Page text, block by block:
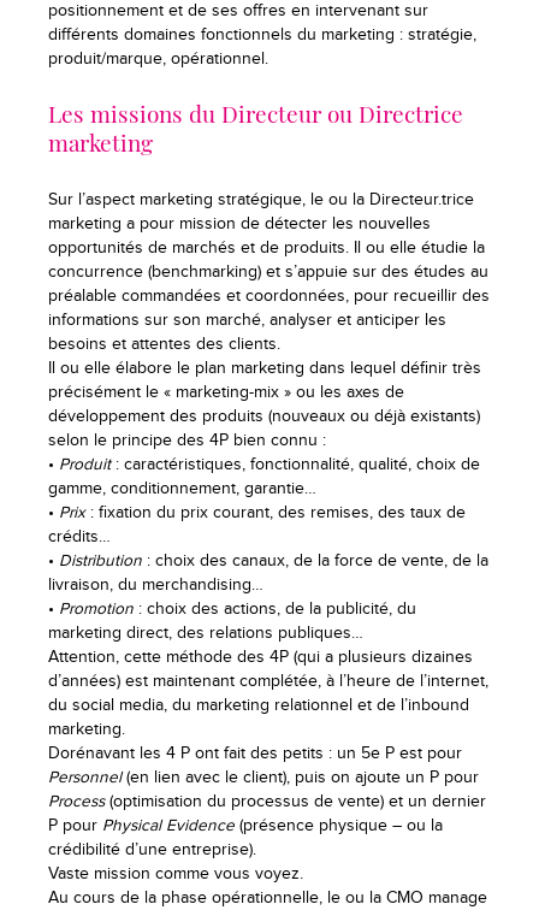
positionnement et de ses offres en intervenant sur
différents domaines fonctionnels du marketing : stratégie,
produit/marque, opérationnel.
Les missions du Directeur ou Directrice
marketing
Sur l’aspect marketing stratégique, le ou la Directeur.trice
marketing a pour mission de détecter les nouvelles
opportunités de marchés et de produits. Il ou elle étudie la
concurrence (benchmarking) et s’appuie sur des études au
préalable commandées et coordonnées, pour recueillir des
informations sur son marché, analyser et anticiper les
besoins et attentes des clients.
Il ou elle élabore le plan marketing dans lequel définir très
précisément le « marketing-mix » ou les axes de
développement des produits (nouveaux ou déjà existants)
selon le principe des 4P bien connu :
• Produit: caractéristiques, fonctionnalité, qualité, choix de
gamme, conditionnement, garantie…
• Prix: fixation du prix courant, des remises, des taux de
crédits…
• Distribution : choix des canaux, de la force de vente, de la
livraison, du merchandising…
• Promotion : choix des actions, de la publicité, du
marketing direct, des relations publiques…
Attention, cette méthode des 4P (qui a plusieurs dizaines
d’années) est maintenant complétée, à l’heure de l’internet,
du social media, du marketing relationnel et de l’inbound
marketing.
Dorénavant les 4 P ont fait des petits : un 5e P est pour
Personnel(en lien avec le client), puis on ajoute un P pour
Process(optimisation du processus de vente) et un dernier
P pour Physical Evidence (présence physique – ou la
crédibilité d’une entreprise).
Vaste mission comme vous voyez.
Au cours de la phase opérationnelle, le ou la CMO manage